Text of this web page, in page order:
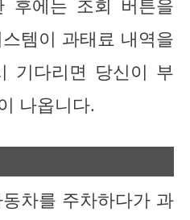
후에는 조회 버튼을
템이 과태료 내역을
기다리면 당신이 부
나옵니다.
차를 주차하다가 과